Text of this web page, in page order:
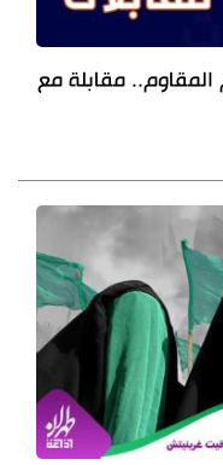
المقاوم.. مقابلة مع